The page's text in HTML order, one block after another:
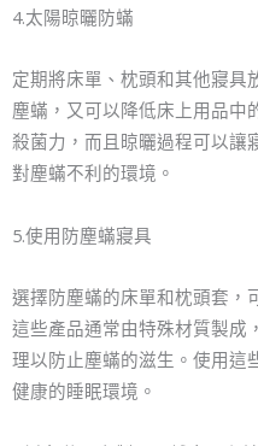
4.太陽晾曬防蟎
定期將床單、枕頭和其他寢具
塵蟎，又可以降低床上用品中
殺菌力，而且晾曬過程可以讓
對塵蟎不利的環境。
5.使用防塵蟎寢具
選擇防塵蟎的床單和枕頭套，
這些產品通常由特殊材質製成
理以防止塵蟎的滋生。使用這
健康的睡眠環境。